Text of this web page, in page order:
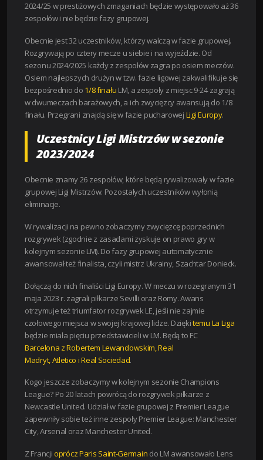
2024/25 w prestiżowych zmaganiach będzie występowało aż 36
zespołów i nie będzie fazy grupowej.
Obecnie jest 32 uczestników, którzy walczą w fazie grupowej.
Rozgrywają po cztery mecze u siebie i na wyjeździe. Od
sezonu 2024/2025 każdy z zespołów zagra po osiem meczów.
Osiem najlepszych drużyn w tzw. fazie ligowej zakwalifikuje się
bezpośrednio do 1/8 finału LM, a zespoły z miejsc 9-24 zagrają
w dwumeczach barażowych, a ich zwycięzcy awansują do 1/8
finału. Przegrani znajdą się w fazie pucharowej Ligi Europy.
Uczestnicy Ligi Mistrzów w sezonie
2023/2024
Obecnie znamy 26 zespołów, które będą rywalizowały w fazie
grupowej Ligi Mistrzów. Pozostałych uczestników wyłonią
eliminacje.
W rywalizacji na pewno zobaczymy zwycięzcę poprzednich
rozgrywek (zgodnie z zasadami zyskuje on prawo gry w
kolejnym sezonie LM). Do fazy grupowej automatycznie
awansował też finalista, czyli mistrz Ukrainy, Szachtar Donieck.
Dołączą do nich finaliści Ligi Europy. W meczu w rozegranym 31
maja 2023 r. zagrali piłkarze Sevilli oraz Romy. Awans
otrzymuje też triumfator rozgrywek LE, jeśli nie zajmie
czołowego miejsca w swojej krajowej lidze. Dziękitemu La Liga
będzie miała pięciu przedstawicieli w LM. Będą to FC
Barcelona z Robertem Lewandowskim, Real
Madryt, Atletico i Real Sociedad.
Kogo jeszcze zobaczymy w kolejnym sezonie Champions
League? Po 20 latach powrócą do rozgrywek piłkarze z
Newcastle United. Udział w fazie grupowej z Premier League
zapewniły sobie też inne zespoły Premier League: Manchester
City, Arsenal oraz Manchester United.
Z Francjioprócz Paris Saint-Germain do LM awansowało Lens